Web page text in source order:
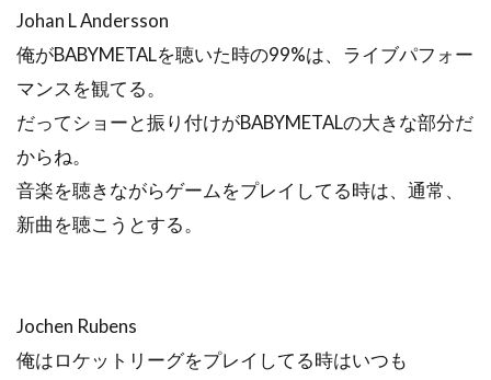
Johan L Andersson
俺がBABYMETALを聴いた時の99%は、ライブパフォー
マンスを観てる。
だってショーと振り付けがBABYMETALの大きな部分だ
からね。
音楽を聴きながらゲームをプレイしてる時は、通常、
新曲を聴こうとする。
Jochen Rubens
俺はロケットリーグをプレイしてる時はいつも